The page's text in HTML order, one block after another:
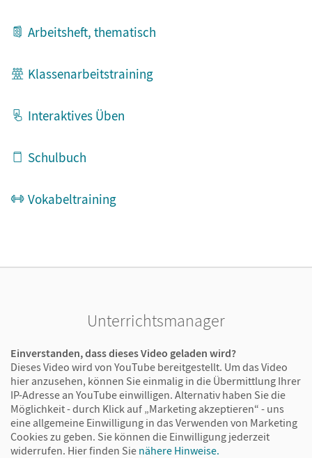
Arbeitsheft, thematisch
Klassenarbeitstraining
Interaktives Üben
Schulbuch
Vokabeltraining
Unterrichtsmanager
Einverstanden, dass dieses Video geladen wird?
Dieses Video wird von YouTube bereitgestellt. Um das Video
hier anzusehen, können Sie einmalig in die Übermittlung Ihrer
IP-Adresse an YouTube einwilligen. Alternativ haben Sie die
Möglichkeit - durch Klick auf „Marketing akzeptieren“ - uns
eine allgemeine Einwilligung in das Verwenden von Marketing
Cookies zu geben. Sie können die Einwilligung jederzeit
widerrufen. Hier finden Sie nähere Hinweise.